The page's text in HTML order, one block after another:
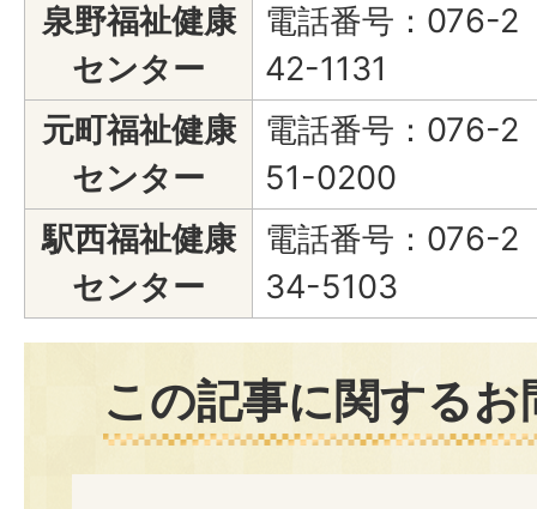
泉野福祉健康
センター
電話番号：076-2
42-1131
元町福祉健康
センター
電話番号：076-2
51-0200
駅西福祉健康
センター
電話番号：076-2
34-5103
この記事に関する